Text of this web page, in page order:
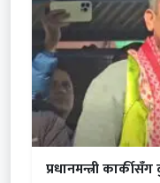
प्रधानमन्त्री